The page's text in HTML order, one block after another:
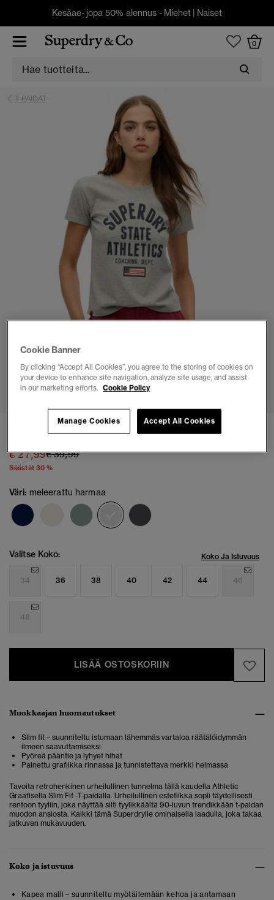
Kesäae- jopa 50% alennus - Miehet | Naiset
0
T-PAIDAT
1 2 3 4 5 6
Athletic Graafinen Slim Fit -T-paita
€ 27,99Hinta alennettu hinnasta
€ 39,99hintaan
Säästät 30 %
Väri: meleerattu harmaa
valittu
Valitse Koko: Koko Ja Istuvuus
34 36 38 40 42 44 46
48
LISÄÄ OSTOSKORIIN
Muokkaajan huomautukset
Slim fit – suunniteltu istumaan lähemmäs vartaloa räätälöidymmän
ilmeen saavuttamiseksi
Pyöreä pääntie ja lyhyet hihat
Painettu grafiikka rinnassa ja tunnistettava merkki helmassa
Tavoita retrohenkinen urheilullinen tunnelma tällä kaudella Athletic
Graafisella Slim Fit -T-paidalla. Urheilullinen estetiikka sopii täydellisesti
rentoon tyyliin, joka näyttää silti tyylikkäältä 90-luvun trendikkään t-paidan
muodon ansiosta. Kaikki tämä Superdrylle ominaisella laadulla, joka takaa
jatkuvan mukavuuden.
Koko ja istuvuus
Kapea malli – suunniteltu myötäilemään kehoa ja antamaan
Cookie Banner
By clicking “Accept All Cookies”, you agree to the storing of cookies on
your device to enhance site navigation, analyze site usage, and assist
in our marketing efforts. Cookie Policy
Accept All Cookies
Manage Cookies